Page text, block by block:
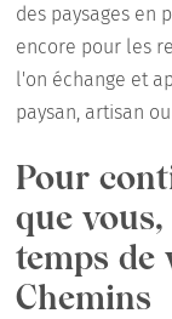
des paysages en
encore pour les
l'on échange et
paysan, artisan
Pour
que
temps de
Chemins